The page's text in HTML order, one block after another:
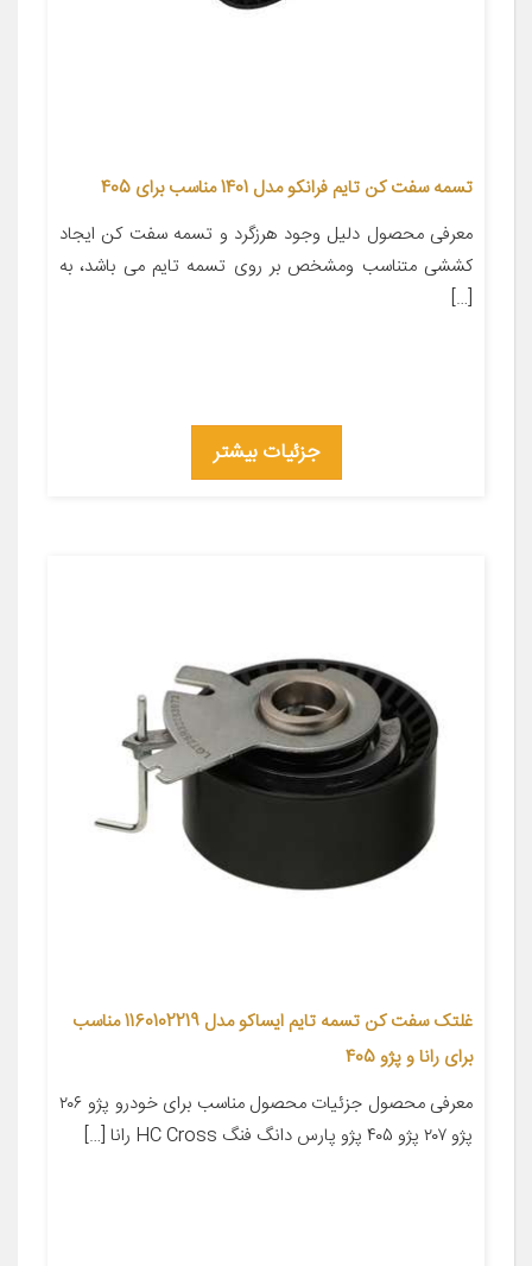
تسمه سفت کن تایم فرانکو مدل 1401 مناسب برای 405
معرفی محصول دلیل وجود هرزگرد و تسمه سفت کن ایجاد
کششی متناسب ومشخص بر روی تسمه تایم می باشد، به
[…]
جزئیات بیشتر
غلتک سفت کن تسمه تایم ایساکو مدل 1160102219 مناسب
برای رانا و پژو 405
معرفی محصول جزئیات محصول مناسب برای خودرو پژو ۲۰۶
پژو ۲۰۷ پژو ۴۰۵ پژو پارس دانگ فنگ HC Cross رانا […]